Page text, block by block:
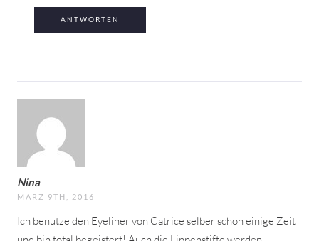
ANTWORTEN
Nina
MÄRZ 9TH, 2016
Ich benutze den Eyeliner von Catrice selber schon einige Zeit